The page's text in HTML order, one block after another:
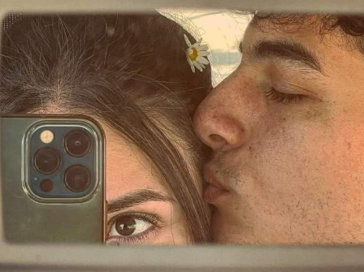
ါတွေက လုပ်ယူလို့မရ ဖန်တီးလို့လဲမရဘူး
တင်းလုပ်ယူလဲ လုပ်ယူထားတာကြီးမို့ အံဝင်ခွင်ကျ ဖြစ်နေမှာ
ဟုတ်ဘူး ၊ ပြီးရင်လဲ ဝေးသွားကြမှာပဲ၊
ါကြောင့် စိတ်ကိုလျော့ပြီး နေလိုက်ရင် တချို့ကိစ္စတွေက သူ့အလိုလို
ြေလည်သွားမှာတွေရှိတယ်…….
ချိန်တခုတော့ ပေးရမှာပေါ့ ….